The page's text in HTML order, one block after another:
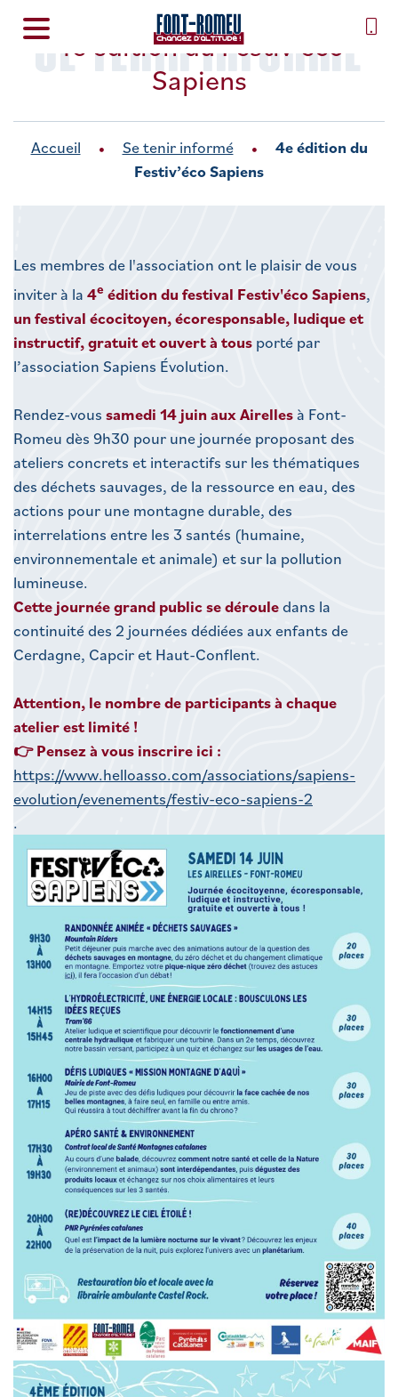
SE TENIR INFORMÉ
4e édition du Festiv’éco
Sapiens
Accueil Se tenir informé
4e édition du
Festiv’éco Sapiens
Les membres de l'association ont le plaisir de vous
inviter à la 4e édition du festival Festiv'éco Sapiens,
un festival écocitoyen, écoresponsable, ludique et
instructif, gratuit et ouvert à tous porté par
l’association Sapiens Évolution.
Rendez-vous samedi 14 juin aux Airellesà Font-
Romeu dès 9h30 pour une journée proposant des
ateliers concrets et interactifs sur les thématiques
des déchets sauvages, de la ressource en eau, des
actions pour une montagne durable, des
interrelations entre les 3 santés (humaine,
environnementale et animale) et sur la pollution
lumineuse.
Cette journée grand public se dérouledans la
continuité des 2 journées dédiées aux enfants de
Cerdagne, Capcir et Haut-Conflent.
Attention, le nombre de participants à chaque
atelier est limité !
👉Pensez à vous inscrire ici :
https://www.helloasso.com/associations/sapiens-
evolution/evenements/festiv-eco-sapiens-2
.